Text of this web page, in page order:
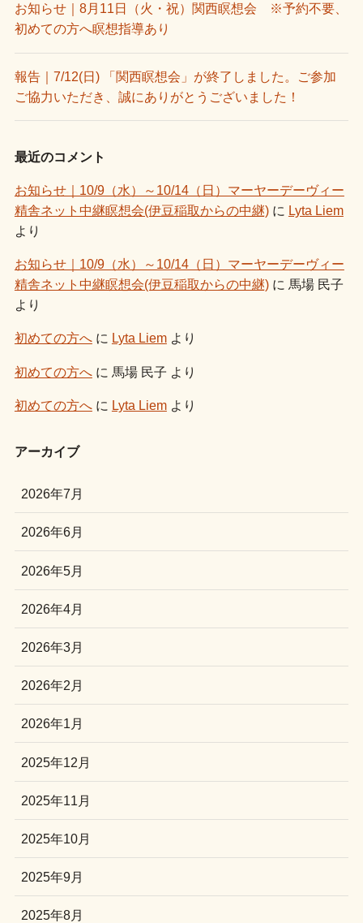
お知らせ｜8月11日（火・祝）関西瞑想会 ※予約不要、
初めての方へ瞑想指導あり
報告｜7/12(日) 「関西瞑想会」が終了しました。ご参加
ご協力いただき、誠にありがとうございました！
最近のコメント
お知らせ｜10/9（水）～10/14（日）マーヤーデーヴィー
精舎ネット中継瞑想会(伊豆稲取からの中継)に Lyta Liem
より
お知らせ｜10/9（水）～10/14（日）マーヤーデーヴィー
精舎ネット中継瞑想会(伊豆稲取からの中継)に 馬場 民子
より
初めての方へに Lyta Liemより
初めての方へに 馬場 民子 より
初めての方へに Lyta Liemより
アーカイブ
2026年7月
2026年6月
2026年5月
2026年4月
2026年3月
2026年2月
2026年1月
2025年12月
2025年11月
2025年10月
2025年9月
2025年8月